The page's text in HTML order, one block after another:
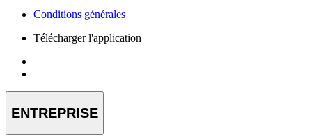
Conditions générales
Télécharger l'application
ENTREPRISE